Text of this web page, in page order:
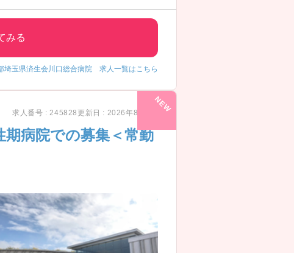
て長く勤務を続けたい方にはオススメ
す。
みる
玉県済生会川口総合病院 求人一覧はこちら
求人番号 : 245828更新日 : 2026年8月5日
期病院での募集＜常勤